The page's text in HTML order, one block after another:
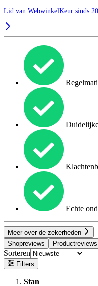
Lid van WebwinkelKeur sinds
Echte
Meer over de zekerheden
Shopreviews
Productreviews
Sorteren
Filters
Stan